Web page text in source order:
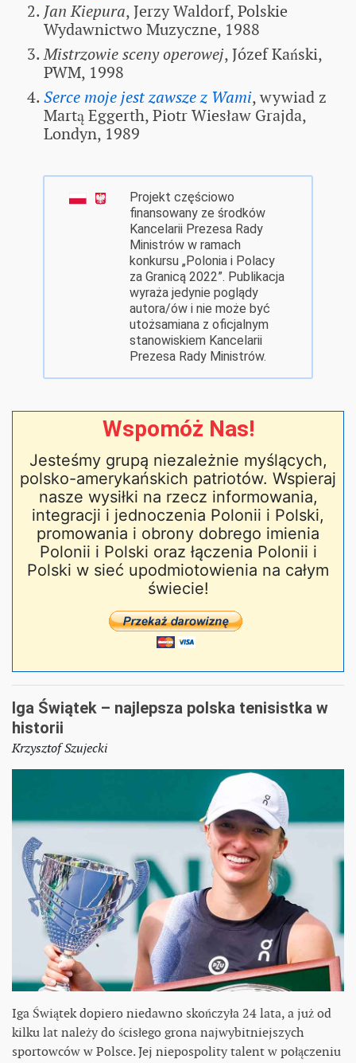
Jan Kiepura, Jerzy Waldorf, Polskie
Wydawnictwo Muzyczne, 1988
Mistrzowie sceny operowej, Józef Kański,
PWM, 1998
Serce moje jest zawsze z Wami, wywiad z
Martą Eggerth, Piotr Wiesław Grajda,
Londyn, 1989
Projekt częściowo
finansowany ze środków
Kancelarii Prezesa Rady
Ministrów w ramach
konkursu „Polonia i Polacy
za Granicą 2022”. Publikacja
wyraża jedynie poglądy
autora/ów i nie może być
utożsamiana z oficjalnym
stanowiskiem Kancelarii
Prezesa Rady Ministrów.
Wspomóż Nas!
Jesteśmy grupą niezależnie myślących,
polsko-amerykańskich patriotów. Wspieraj
nasze wysiłki na rzecz informowania,
integracji i jednoczenia Polonii i Polski,
promowania i obrony dobrego imienia
Polonii i Polski oraz łączenia Polonii i
Polski w sieć upodmiotowienia na całym
świecie!
Iga Świątek – najlepsza polska tenisistka w
historii
Krzysztof Szujecki
Iga Świątek dopiero niedawno skończyła 24 lata, a już od
kilku lat należy do ścisłego grona najwybitniejszych
sportowców w Polsce. Jej niepospolity talent w połączeniu